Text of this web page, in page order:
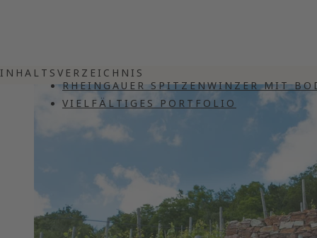
INHALTSVERZEICHNIS
RHEINGAUER SPITZENWINZER MIT
VIELFÄLTIGES PORTFOLIO